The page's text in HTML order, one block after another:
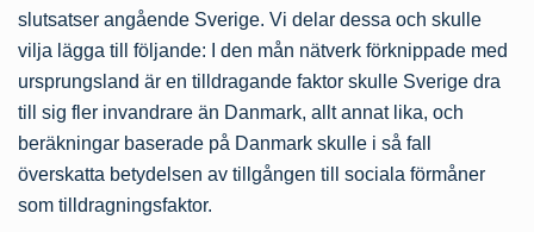
slutsatser angående Sverige. Vi delar dessa och skulle
vilja lägga till följande: I den mån nätverk förknippade med
ursprungsland är en tilldragande faktor skulle Sverige dra
till sig fler invandrare än Danmark, allt annat lika, och
beräkningar baserade på Danmark skulle i så fall
överskatta betydelsen av tillgången till sociala förmåner
som tilldragningsfaktor.